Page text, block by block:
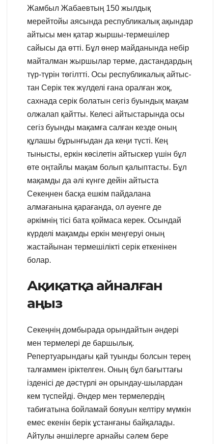
Жамбыл Жабаевтың 150 жылдық
мерейтойы аясында республикалық ақындар
айтысы мен қатар жыршы-термешілер
сайысы да өтті. Бұл өнер майданында небір
майталман жыршылар терме, дастандардың
түр-түрін төгілтті. Осы республикалық айтыс-
тан Серік тек жүлделі ғана оралған жоқ,
сахнада серік болатын сегіз буындық мақам
олжалап қайтты. Келесі айтыстарында осы
сегіз буынды мақамға салған кезде оның
құлашы бұрынғыдан да кеңи түсті. Кең
тынысты, еркін көсілетін айтыскер үшін бұл
өте оңтайлы мақам болып қалыптасты. Бұл
мақамды да әлі күнге дейін айтыста
Секеңнен басқа ешкім пайдалана
алмағанына қарағанда, ол әуенге де
әркімнің тісі бата қоймаса керек. Осындай
күрделі мақамды еркін меңгеруі оның
жастайынан термешілікті серік еткенінен
болар.
Ақиқатқа айналған
аңыз
Секеңнің домбырада орындайтын әндері
мен термелері де баршылық.
Репертуарындағы қай туынды болсын терең
талғаммен іріктелген. Оның бұл бағыттағы
ізденісі де дәстүрлі ән орындау-шылардан
кем түспейді. Әндер мен термелердің
табиғатына бойламай бояуын келтіру мүмкін
емес екенін берік ұстанғаны байқалады.
Айтулы әншілерге арнайы сәлем бере